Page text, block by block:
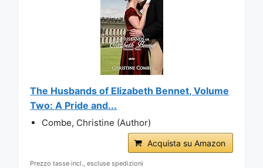
The Husbands of Elizabeth Bennet, Volume
Two: A Pride and...
Combe, Christine (Author)
Acquista su Amazon
Prezzo tasse incl., escluse spedizioni